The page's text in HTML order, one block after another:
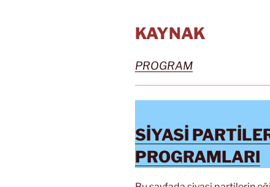
KAYNAK
PROGRAM
SİYASİ
PROGRAMLARI